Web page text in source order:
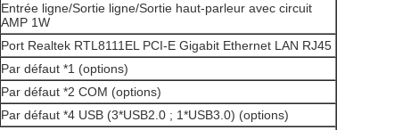
Entrée ligne/Sortie ligne/Sortie haut-parleur avec circuit
AMP 1W
Port Realtek RTL8111EL PCI-E Gigabit Ethernet LAN RJ45
Par défaut *1 (options)
Par défaut *2 COM (options)
Par défaut *4 USB (3*USB2.0 ; 1*USB3.0) (options)